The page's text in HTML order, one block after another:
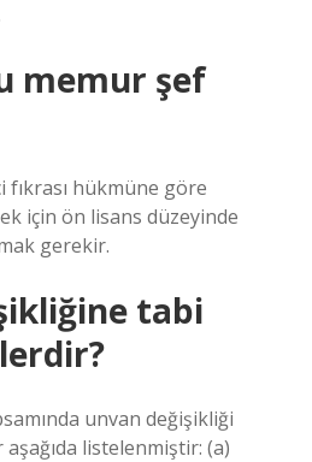
memur şef
hükmüne göre
için ön lisans düzeyinde
gerekir.
tabi
unvan değişikliği
listelenmiştir: (a)